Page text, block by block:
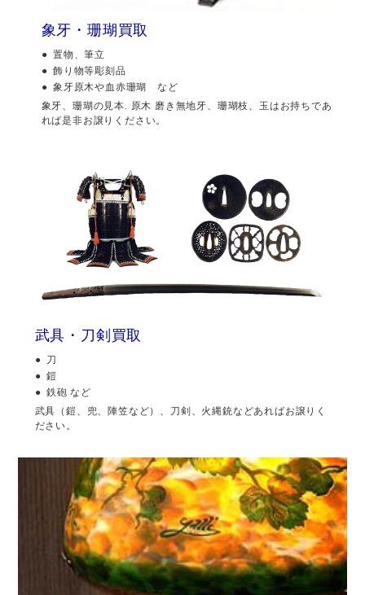
象牙・珊瑚買取
置物、筆立
飾り物等彫刻品
象牙原木や血赤珊瑚 など
象牙、珊瑚の見本. 原木 磨き無地牙、珊瑚枝、玉はお持ちであ
れば是非お譲りください。
武具・刀剣買取
刀
鎧
鉄砲 など
武具（鎧、兜、陣笠など）、刀剣、火縄銃などあればお譲りく
ださい。